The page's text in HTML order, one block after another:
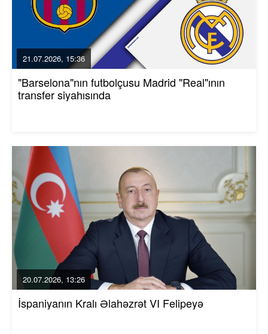
21.07.2026, 15:36
"Barselona"nın futbolçusu Madrid "Real"ının
transfer siyahısında
20.07.2026, 13:26
İspaniyanın Kralı Əlahəzrət VI Felipeyə